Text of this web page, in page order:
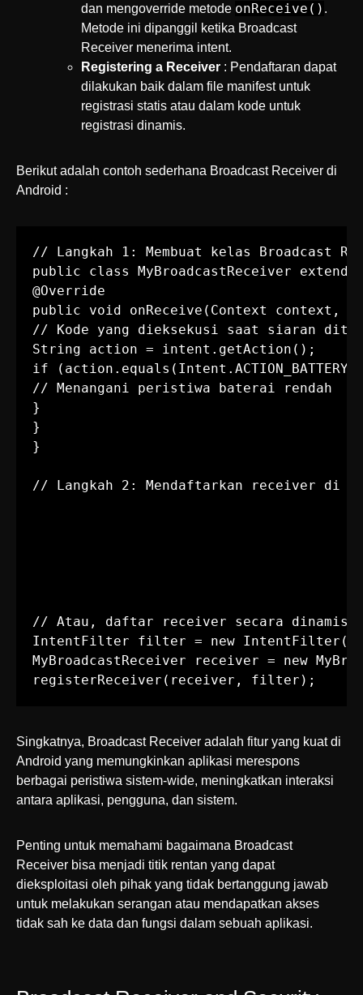
dan mengoverride metode onReceive() .
Metode ini dipanggil ketika Broadcast
Receiver menerima intent.
Registering a Receiver : Pendaftaran dapat
dilakukan baik dalam file manifest untuk
registrasi statis atau dalam kode untuk
registrasi dinamis.
Berikut adalah contoh sederhana Broadcast Receiver di
Android :
// Langkah 1: Membuat kelas Broadcast
public class MyBroadcastReceiver
@Override
public void onReceive(Context context,
// Kode yang dieksekusi saat siaran
String action = intent.getAction();
if
// Menangani peristiwa baterai rendah
}
}
}
// Atau, daftar receiver secara dinamis
IntentFilter filter = new
MyBroadcastReceiver receiver = new
registerReceiver(receiver, filter);
Singkatnya, Broadcast Receiver adalah fitur yang kuat di
Android yang memungkinkan aplikasi merespons
berbagai peristiwa sistem-wide, meningkatkan interaksi
antara aplikasi, pengguna, dan sistem.
Penting untuk memahami bagaimana Broadcast
Receiver bisa menjadi titik rentan yang dapat
dieksploitasi oleh pihak yang tidak bertanggung jawab
untuk melakukan serangan atau mendapatkan akses
tidak sah ke data dan fungsi dalam sebuah aplikasi.